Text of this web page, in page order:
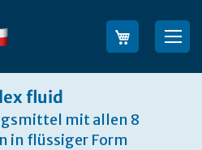
fluid
mit allen 8
in flüssiger Form